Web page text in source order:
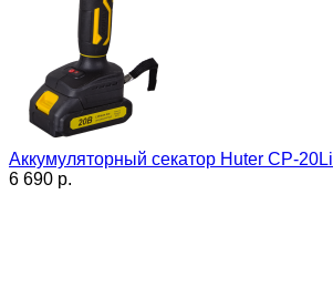
Аккумуляторный секатор Huter СР-20Li
6 690 p.